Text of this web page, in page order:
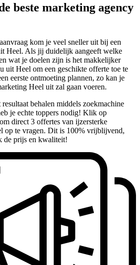
beste marketing agency
kom je veel sneller uit bij een
Heel. Als jij duidelijk aangeeft welke
wat je doelen zijn is het makkelijker
uit Heel om een geschikte offerte toe te
eerste ontmoeting plannen, zo kan je
Heel uit zal gaan voeren.
behalen middels zoekmachine
je echte toppers nodig! Klik op
om direct 3 offertes van ijzersterke
op te vragen. Dit is 100% vrijblijvend,
de prijs en kwaliteit!